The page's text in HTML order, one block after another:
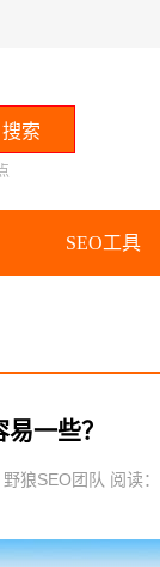
SEO工具
一些？
狼SEO团队 阅读：